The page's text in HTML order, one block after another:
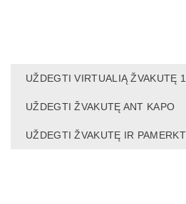
UŽDEGTI VIRTUALIĄ ŽVAKUTĘ
UŽDEGTI ŽVAKUTĘ ANT KAPO
UŽDEGTI ŽVAKUTĘ IR